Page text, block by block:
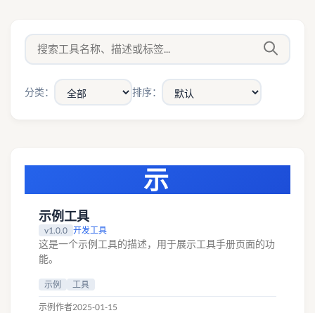
分类： 排序：
示
示例工具
v1.0.0 开发工具
这是一个示例工具的描述，用于展示工具手册页面的功
能。
示例 工具
示例作者2025-01-15